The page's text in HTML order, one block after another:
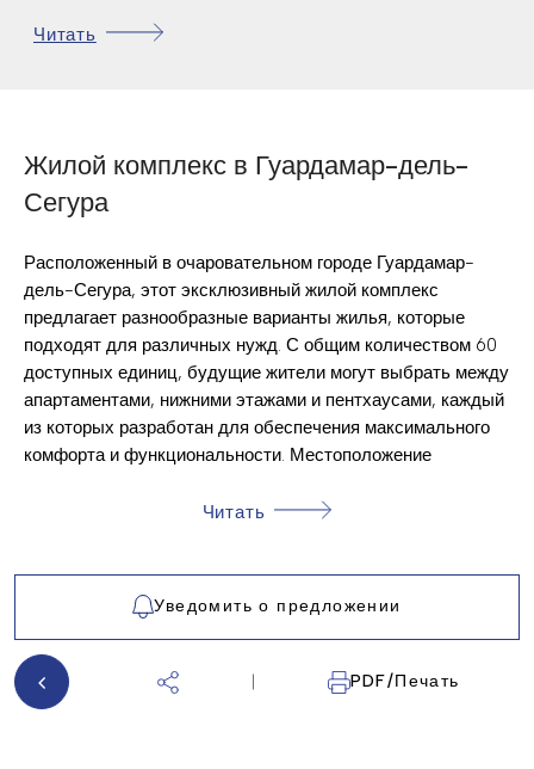
РАССТОЯНИЕ ДО ПОЛЯ ДЛЯ ГОЛЬФА:
GOLF
GREEN AREAS
KITCHEN: FURNISHED+APPLIANCES
NEAR SEA
PRIVATE PARKING: 1
PRIVATE GARAGE: 1
AIR CONDITIONER
Читать
Жилой комплекс в Гуардамар-дель-
Сегура
Расположенный в очаровательном городе Гуардамар-
дель-Сегура, этот эксклюзивный жилой комплекс
предлагает разнообразные варианты жилья, которые
подходят для различных нужд. С общим количеством 60
доступных единиц, будущие жители могут выбрать между
апартаментами, нижними этажами и пентхаусами, каждый
из которых разработан для обеспечения максимального
комфорта и функциональности. Местоположение
спокойствием побережья, так как оно находится всего в 3
того, ближайший аэропорт находится в 30 километрах, что
облегчает национальные и международные поездки.
ВНЕШНИЕ ЗОНЫ
Внешние территории этого жилого комплекса разработаны
Читать
PDF/Печать
Уведомить о предложении